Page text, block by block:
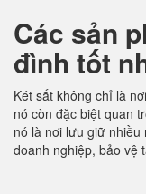
Các sản
đình tốt
Két sắt không chỉ là
nó còn đặc biệt quan
nó là nơi lưu giữ
doanh nghiệp, bảo vệ